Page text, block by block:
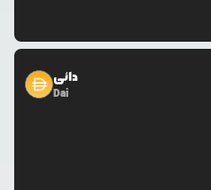
دائی
Dai